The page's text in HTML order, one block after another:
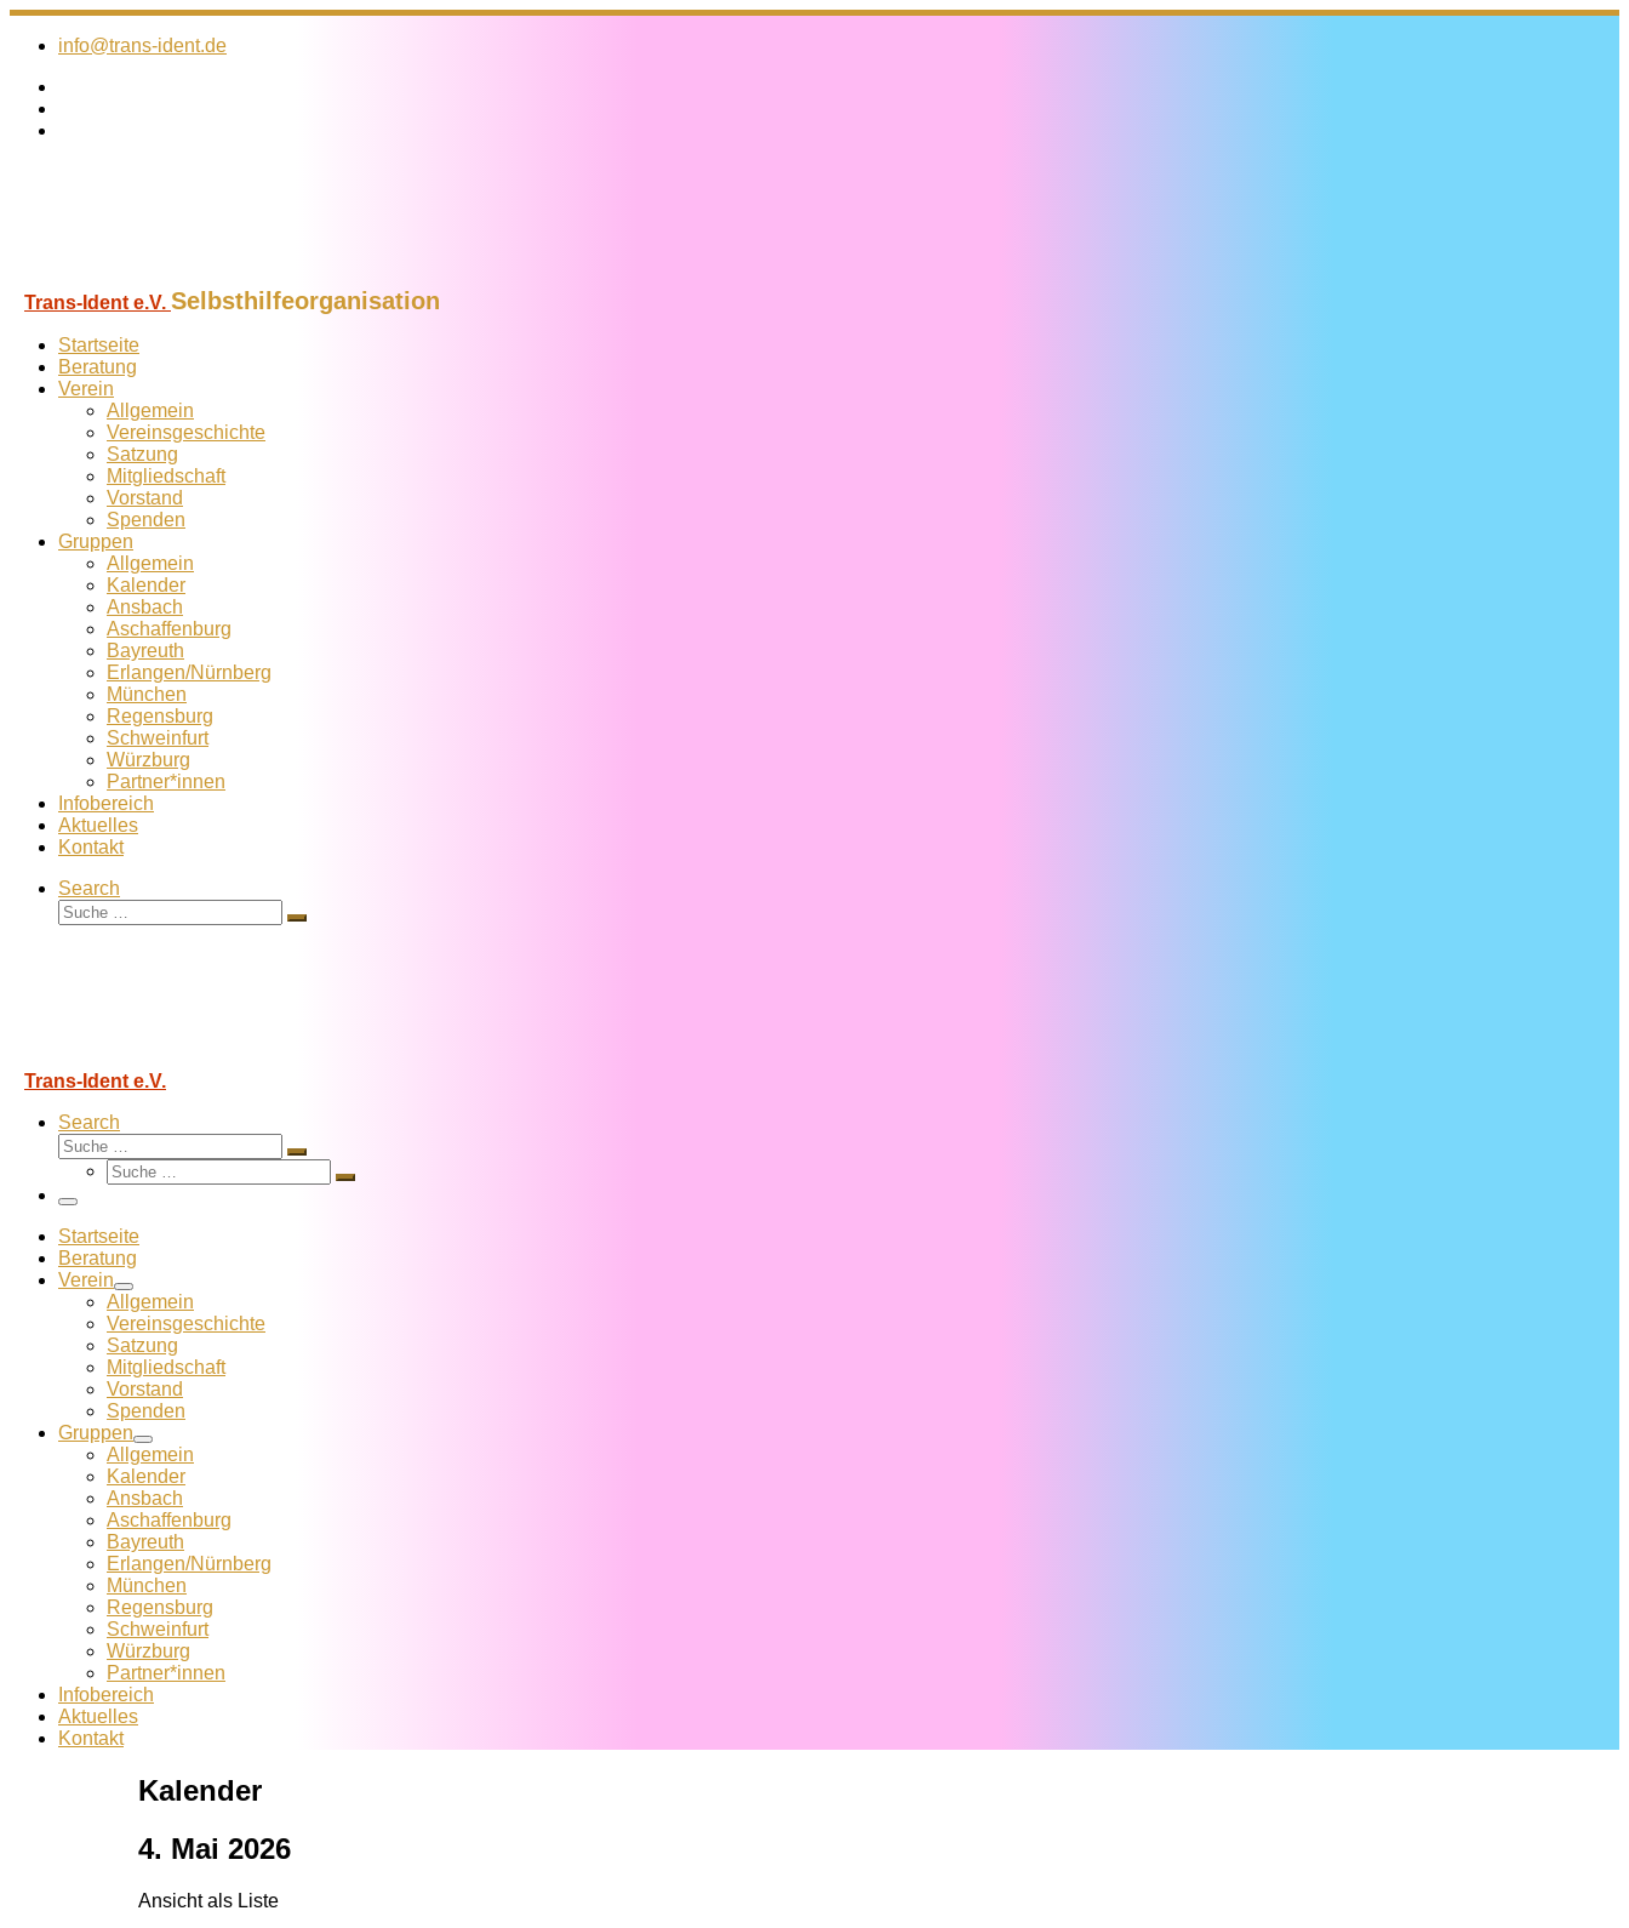
Zum
Inhalt
info@trans-ident.de
Trans-Ident e.V. Selbsthilfeorganisation
Startseite
Beratung
Verein
Allgemein
Vereins­geschichte
Satzung
Mitglied­schaft
Vorstand
Spenden
Gruppen
Allgemein
Kalender
Ansbach
Aschaffenburg
Bayreuth
Erlangen/Nürnberg
München
Regensburg
Schweinfurt
Würzburg
Partner*innen
Infobereich
Aktuelles
Kontakt
Search
Suche
Suche
Trans-Ident e.V.
Search
Suche
Suche
Suche
Suche
Menü
Startseite
Beratung
Verein
Allgemein
Vereins­geschichte
Satzung
Mitglied­schaft
Vorstand
Spenden
Gruppen
Allgemein
Kalender
Ansbach
Aschaffenburg
Bayreuth
Erlangen/Nürnberg
München
Regensburg
Schweinfurt
Würzburg
Partner*innen
Infobereich
Aktuelles
Kontakt
Kalender
4. Mai 2026
Ansicht als Liste